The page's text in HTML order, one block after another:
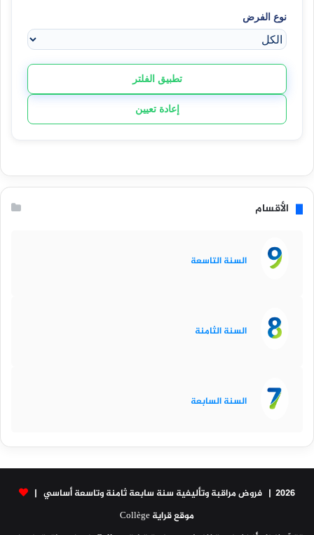
نوع الفرض
تطبيق الفلتر
إعادة تعيين
الأقسام
السنة التاسعة
السنة الثامنة
السنة السابعة
2026 | فروض مراقبة وتأليفية سنة سابعة ثامنة وتاسعة أساسي |
موقع قراية Collège